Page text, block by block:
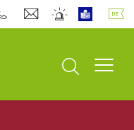
Suche öffnen